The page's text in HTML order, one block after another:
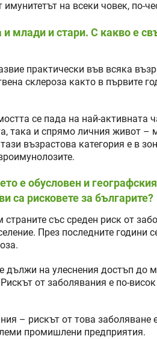
на всеки човек, по-
и млади и стари. С какво е
практически във всяка
склероза както в първите
се пада на най-активната
така и спрямо личния живот –
възрастова категория е в
е обусловен и
са рисковете за българите?
страните със среден риск от
През последните години
дължи на улеснения достъп
от заболявания е по-
– рискът от това заболяване
промишлени предприятия.